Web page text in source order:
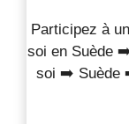
Participez à
soi en Suède
soi ➡️ Suède